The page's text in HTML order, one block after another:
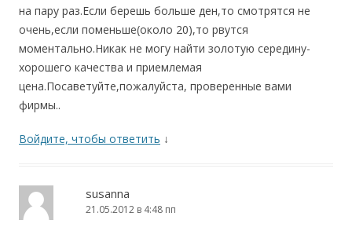
на пару раз.Если берешь больше ден,то смотрятся не
очень,если поменьше(около 20),то рвутся
моментально.Никак не могу найти золотую середину-
хорошего качества и приемлемая
цена.Посаветуйте,пожалуйста, проверенные вами
фирмы..
Войдите, чтобы ответить ↓
susanna
21.05.2012 в 4:48 пп